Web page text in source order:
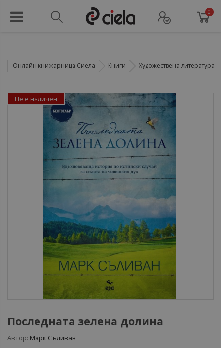
0
Онлайн книжарница Сиела Книги Художествена литература
Последната зелена долина
Автор: Марк Съливан
Не е наличен